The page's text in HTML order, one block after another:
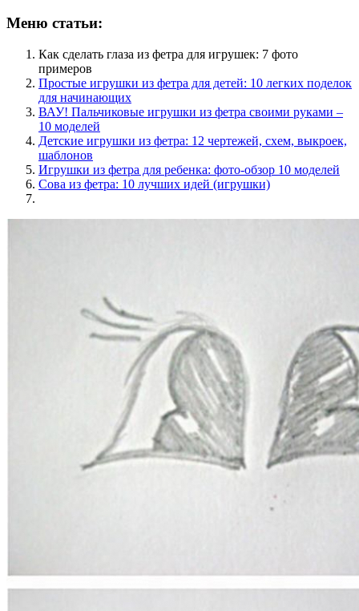
Меню статьи:
Как сделать глаза из фетра для игрушек: 7 фото
примеров
Простые игрушки из фетра для детей: 10 легких поделок
для начинающих
ВАУ! Пальчиковые игрушки из фетра своими руками –
10 моделей
Детские игрушки из фетра: 12 чертежей, схем, выкроек,
шаблонов
Игрушки из фетра для ребенка: фото-обзор 10 моделей
Сова из фетра: 10 лучших идей (игрушки)